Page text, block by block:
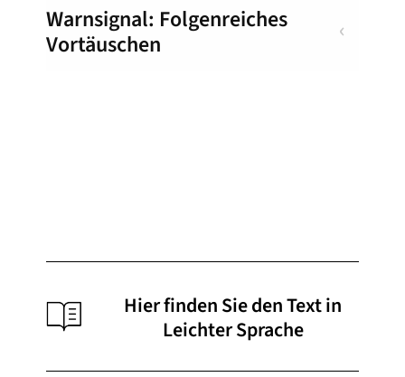
Warnsignal: Folgenreiches
Vortäuschen
Hier finden Sie den Text in
Leichter Sprache